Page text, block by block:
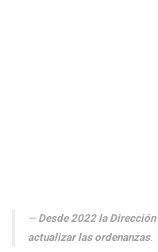
Desde 2022 la
actualizar las ordenanzas.